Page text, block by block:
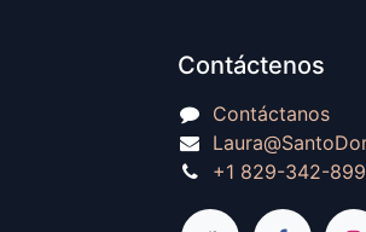
Contáctenos
Contáctanos
+1 829-342-